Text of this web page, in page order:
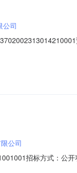
公司
招标代理单位：
公司
招标方式：公